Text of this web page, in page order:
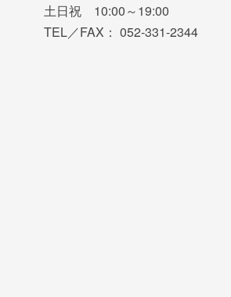
土日祝 10:00～19:00
TEL／FAX： 052-331-2344